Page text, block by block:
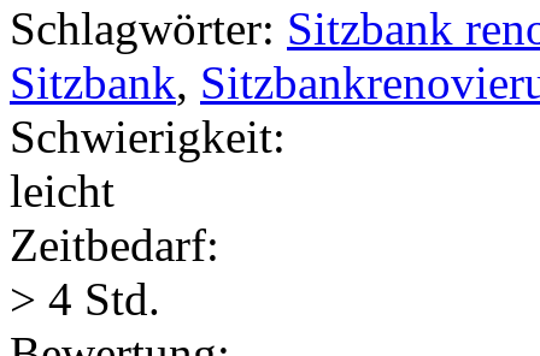
Schlagwörter: Sitzbank
Sitzbank,
Schwierigkeit:
leicht
Zeitbedarf:
> 4 Std.